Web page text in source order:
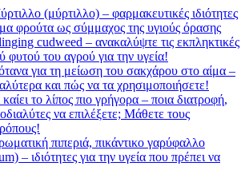
(μύρτιλλο) – φαρμακευτικές ιδιότητες
φρούτα ως σύμμαχος της υγιούς όρασης
cudweed – ανακαλύψτε τις εκπληκτικές
φυτού του αγρού για την υγεία!
για τη μείωση του σακχάρου στο αίμα –
και πώς να τα χρησιμοποιήσετε!
καίει το λίπος πιο γρήγορα – ποια διατροφή,
να επιλέξετε; Μάθετε τους
πιπεριά, πικάντικο γαρύφαλλο
– ιδιότητες για την υγεία που πρέπει να